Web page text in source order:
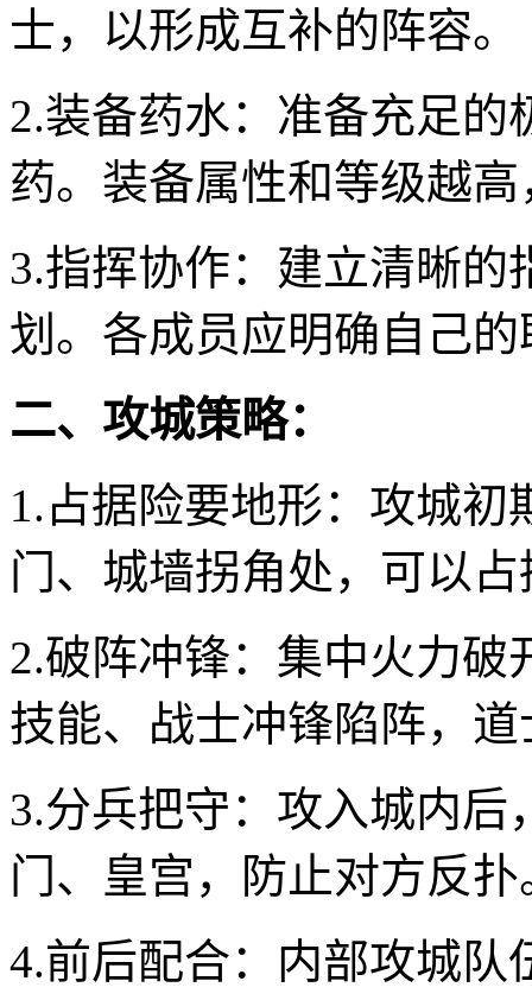
士，以形成互补的阵容。
2.装备药水：准备充足的
药。装备属性和等级越
3.指挥协作：建立清晰
划。各成员应明确自己
二、攻城策略：
1.占据险要地形：攻城
门、城墙拐角处，可以
2.破阵冲锋：集中火力
技能、战士冲锋陷阵，
3.分兵把守：攻入城内后
门、皇宫，防止对方反扑
4.前后配合：内部攻城队